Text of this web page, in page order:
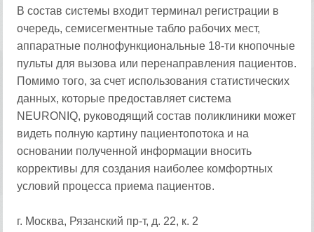
В состав системы входит терминал регистрации в
очередь, семисегментные табло рабочих мест,
аппаратные полнофункциональные 18-ти кнопочные
пульты для вызова или перенаправления пациентов.
Помимо того, за счет использования статистических
данных, которые предоставляет система
NEURONIQ, руководящий состав поликлиники может
видеть полную картину пациентопотока и на
основании полученной информации вносить
коррективы для создания наиболее комфортных
условий процесса приема пациентов.
г. Москва, Рязанский пр-т, д. 22, к. 2